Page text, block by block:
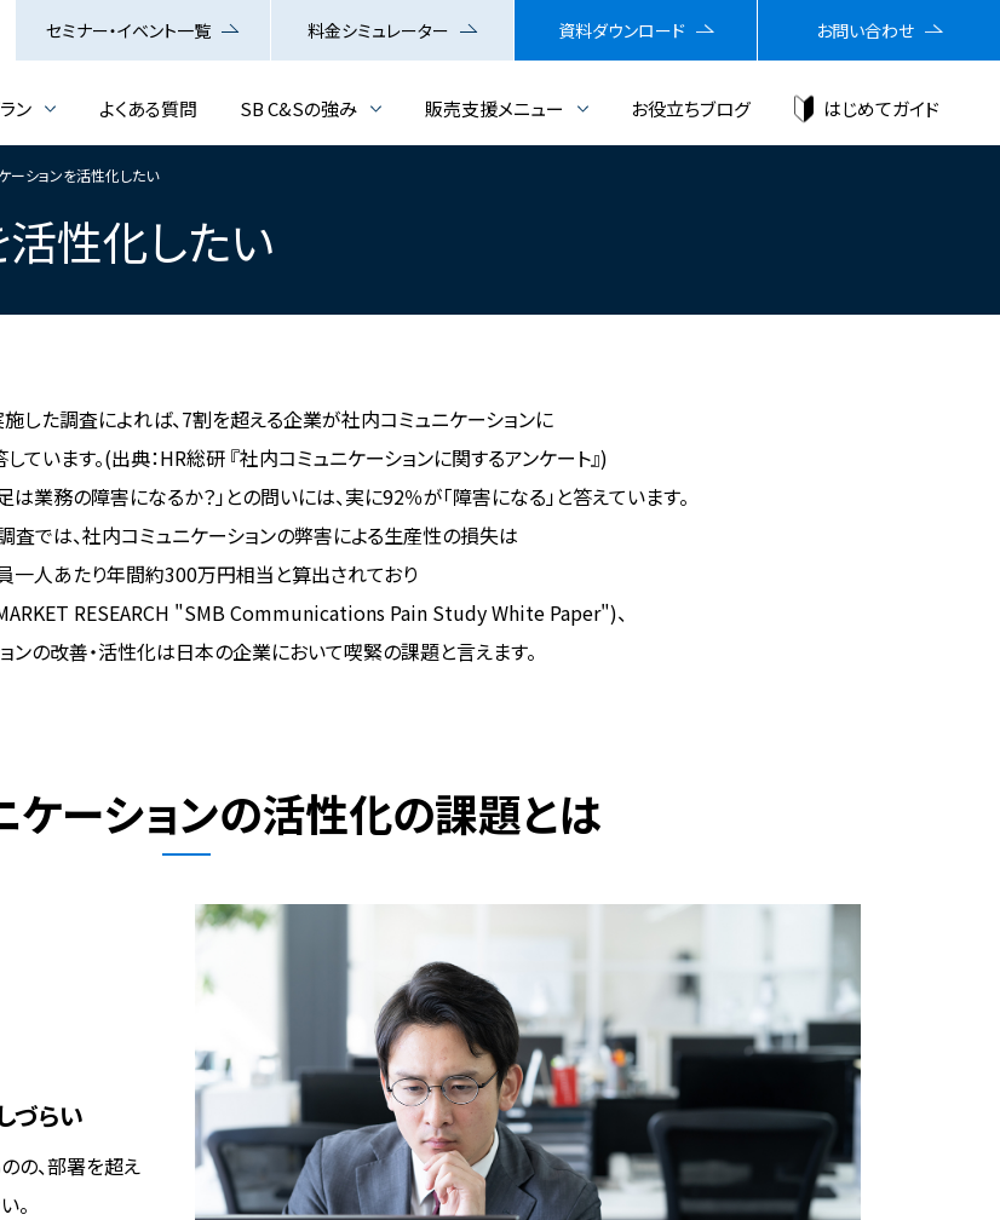
セミナー・イベント一覧 料金シミュレーター 資料ダウンロード お問い合わせ
ン よくある質問 SB C&Sの強み 販売支援メニュー お役立ちブログ はじめてガイド
ーションを活性化したい
活性化したい
した調査によれば、7割を超える企業が社内コミュニケーションに
ています。(出典：HR総研 『社内コミュニケーションに関するアンケート』)
業務の障害になるか？」との問いには、実に92％が「障害になる」と答えています。
査では、社内コミュニケーションの弊害による生産性の損失は
一人あたり年間約300万円相当と算出されており
RESEARCH "SMB Communications Pain Study White Paper")、
ンの改善・活性化は日本の企業において喫緊の課題と言えます。
ーションの活性化の課題とは
づらい
の、部署を超え
。